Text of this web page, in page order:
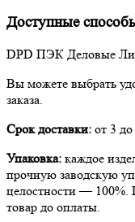
Доступные
DPD ПЭК Деловые
Вы можете выбрать
заказа.
Срок доставки: от 3
Упаковка: каждое
прочную заводскую
целостности — 100%.
товар до оплаты.